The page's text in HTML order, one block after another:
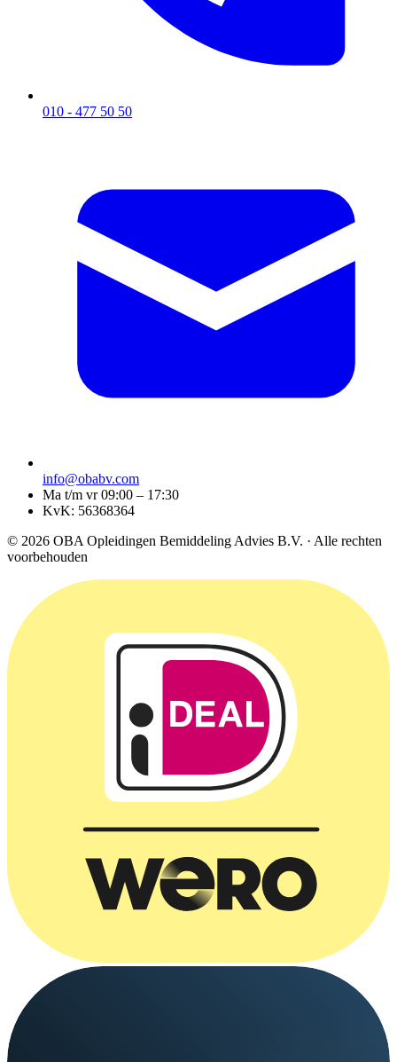
010 - 477 50 50
info@obabv.com
Ma t/m vr 09:00 – 17:30
KvK: 56368364
© 2026 OBA Opleidingen Bemiddeling Advies B.V. · Alle rechten
voorbehouden